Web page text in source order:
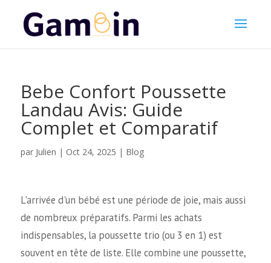
Bebe Confort Poussette
Landau Avis: Guide
Complet et Comparatif
par Julien | Oct 24, 2025 | Blog
L'arrivée d'un bébé est une période de joie, mais aussi
de nombreux préparatifs. Parmi les achats
indispensables, la poussette trio (ou 3 en 1) est
souvent en tête de liste. Elle combine une poussette,